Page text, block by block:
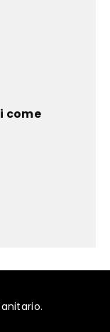
come
.